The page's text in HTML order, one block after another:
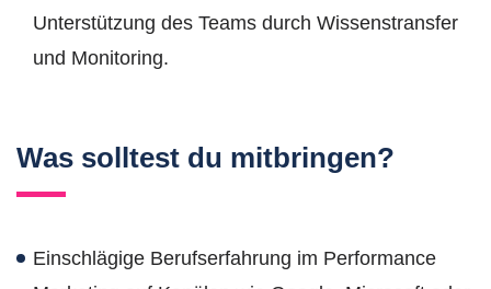
Unterstützung des Teams durch Wissenstransfer
und Monitoring.
Was solltest du mitbringen?
Einschlägige Berufserfahrung im Performance